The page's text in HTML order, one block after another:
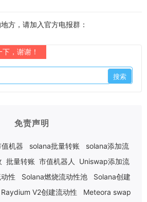
方，请加入官方电报群：
，谢谢！
免责声明
机器 solana批量转账
solana添加流
批量转账 市值机器人
Uniswap添加流
性 Solana燃烧流动性池
Solana创建
Raydium V2创建流动性
Meteora swap